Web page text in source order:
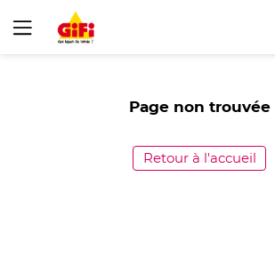
Page non trouvée
Retour à l'accueil